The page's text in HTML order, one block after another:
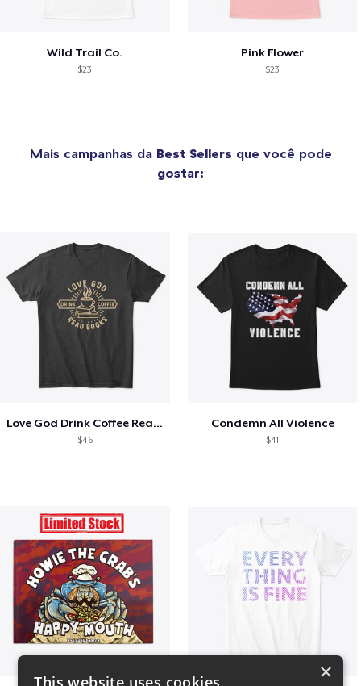
Wild Trail Co.
$23
Pink Flower
$23
Mais campanhas da Best Sellers que você pode
gostar:
Love God Drink Coffee Read Books
$46
Condemn All Violence
$41
×
This website uses cookies